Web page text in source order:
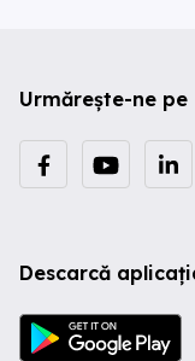
Urmărește-ne pe
Descarcă